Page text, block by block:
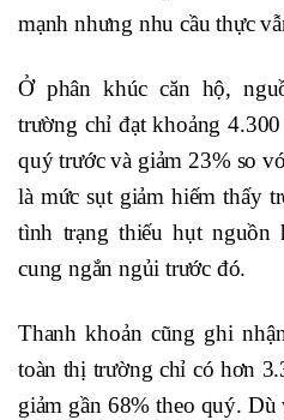
mạnh nhưng nhu cầu thực
Ở phân khúc căn hộ,
trường chỉ đạt khoảng
quý trước và giảm 23% so
là mức sụt giảm hiếm thấy
tình trạng thiếu hụt nguồn
cung ngắn ngủi trước đó.
Thanh khoản cũng ghi
toàn thị trường chỉ có hơn
giảm gần 68% theo quý.